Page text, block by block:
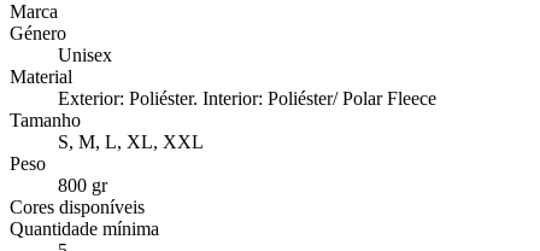
Marca
Género
Unisex
Material
Exterior: Poliéster. Interior: Poliéster/ Polar Fleece
Tamanho
S, M, L, XL, XXL
Peso
800 gr
Cores disponíveis
Quantidade mínima